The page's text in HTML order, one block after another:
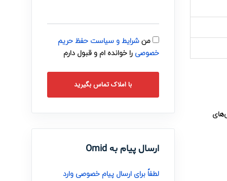
منشرایط و سیاست حفظ حریم
خصوصی را خوانده ام و قبول دارم
با املاک تماس بگیرید
ارسال پیام به Omid
لطفاً برای ارسال پیام خصوصی وارد